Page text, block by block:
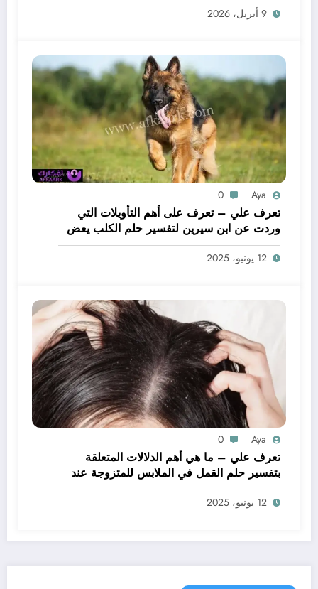
9 أبريل، 2026
Aya
0
تعرف علي – تعرف على أهم التأويلات التي
وردت عن ابن سيرين لتفسير حلم الكلب يعض
يدي – بالتفصيل
12 يونيو، 2025
Aya
0
تعرف علي – ما هي أهم الدلالات المتعلقة
بتفسير حلم القمل في الملابس للمتزوجة عند
ابن سيرين؟ – بالتفصيل
12 يونيو، 2025